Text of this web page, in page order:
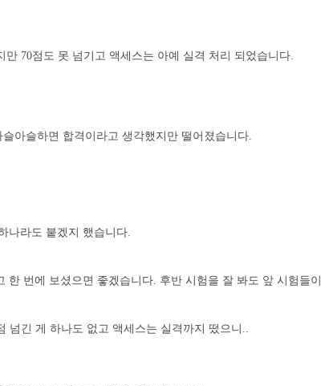
70점도 못 넘기고 액세스는 아예 실격 처리 되었습니다.
아슬하면 합격이라고 생각했지만 떨어졌습니다.
나라도 붙겠지 했습니다.
번에 보셨으면 좋겠습니다. 후반 시험을 잘 봐도 앞 시험들
넘긴 게 하나도 없고 액세스는 실격까지 떴으니..